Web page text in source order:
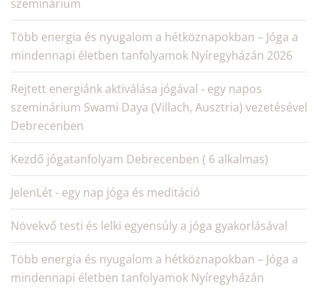
szeminárium
Több energia és nyugalom a hétköznapokban – Jóga a
mindennapi életben tanfolyamok Nyíregyházán 2026
Rejtett energiánk aktiválása jógával - egy napos
szeminárium Swami Daya (Villach, Ausztria) vezetésével
Debrecenben
Kezdő jógatanfolyam Debrecenben ( 6 alkalmas)
JelenLét - egy nap jóga és meditáció
Növekvő testi és lelki egyensúly a jóga gyakorlásával
Több energia és nyugalom a hétköznapokban – Jóga a
mindennapi életben tanfolyamok Nyíregyházán